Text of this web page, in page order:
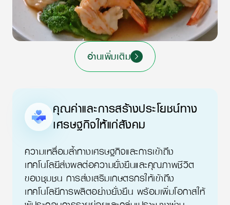
อ่านเพิ่มเติม
คุณค่าและการสร้างประโยชน์ทาง
เศรษฐกิจให้แก่สังคม
ความเหลื่อมล้ำทางเศรษฐกิจและการเข้าถึง
เทคโนโลยีส่งผลต่อความยั่งยืนและคุณภาพชีวิต
ของชุมชน การส่งเสริมเกษตรกรให้เข้าถึง
เทคโนโลยีการผลิตอย่างยั่งยืน พร้อมเพิ่มโอกาสให้